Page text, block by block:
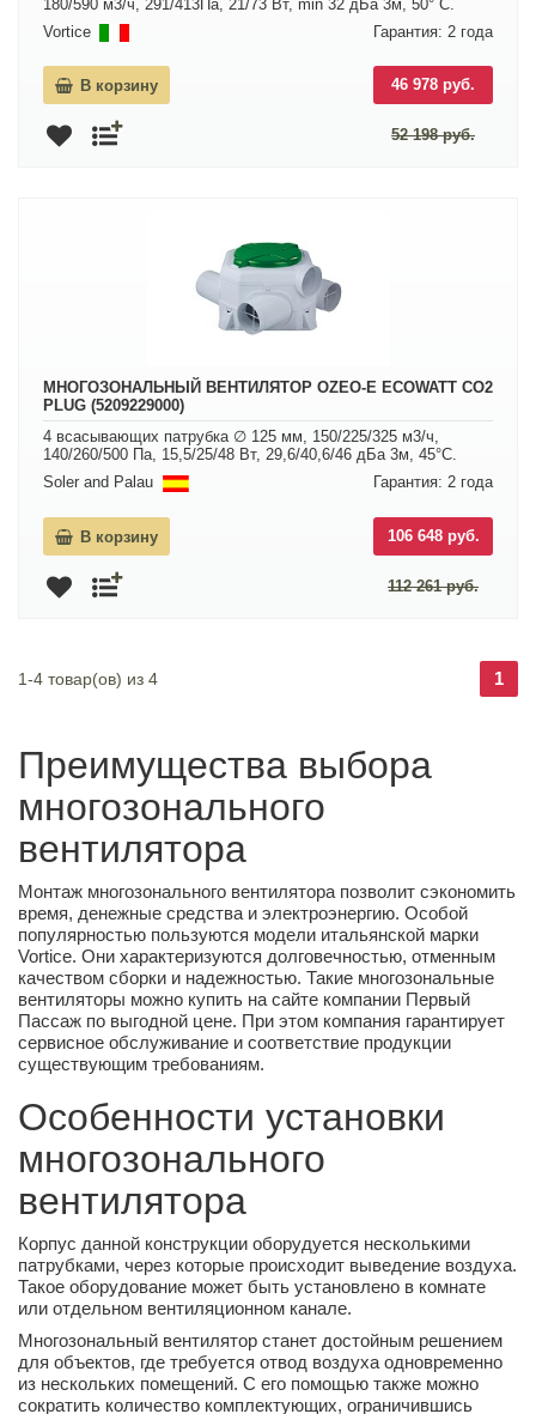
180/590 м3/ч, 291/413Па, 21/73 Вт, min 32 дБа 3м, 50° С.
Vortice
Гарантия: 2 года
46 978 руб.
52 198 руб.
В корзину
МНОГОЗОНАЛЬНЫЙ ВЕНТИЛЯТОР OZEO-E ECOWATT CO2
PLUG (5209229000)
4 всасывающих патрубка ∅ 125 мм, 150/225/325 м3/ч,
140/260/500 Па, 15,5/25/48 Вт, 29,6/40,6/46 дБа 3м, 45°С.
Soler and Palau
Гарантия: 2 года
106 648 руб.
112 261 руб.
В корзину
1-4 товар(ов) из 4 1
Преимущества выбора
многозонального
вентилятора
Монтаж многозонального вентилятора позволит сэкономить
время, денежные средства и электроэнергию. Особой
популярностью пользуются модели итальянской марки
Vortice. Они характеризуются долговечностью, отменным
качеством сборки и надежностью. Такие многозональные
вентиляторы можно купить на сайте компании Первый
Пассаж по выгодной цене. При этом компания гарантирует
сервисное обслуживание и соответствие продукции
существующим требованиям.
Особенности установки
многозонального
вентилятора
Корпус данной конструкции оборудуется несколькими
патрубками, через которые происходит выведение воздуха.
Такое оборудование может быть установлено в комнате
или отдельном вентиляционном канале.
Многозональный вентилятор станет достойным решением
для объектов, где требуется отвод воздуха одновременно
из нескольких помещений. С его помощью также можно
сократить количество комплектующих, ограничившись